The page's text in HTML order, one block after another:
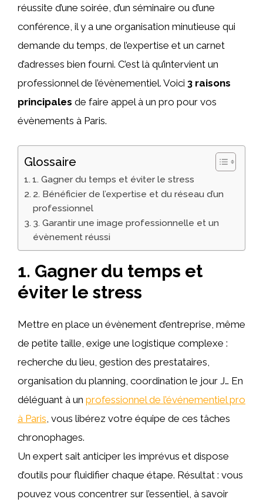
réussite d’une soirée, d’un séminaire ou d’une
conférence, il y a une organisation minutieuse qui
demande du temps, de l’expertise et un carnet
d’adresses bien fourni. C’est là qu’intervient un
professionnel de l’évènementiel. Voici 3 raisons
principales de faire appel à un pro pour vos
évènements à Paris.
Glossaire
1. Gagner du temps et éviter le stress
2. Bénéficier de l’expertise et du réseau d’un
professionnel
3. Garantir une image professionnelle et un
évènement réussi
1. Gagner du temps et
éviter le stress
Mettre en place un évènement d’entreprise, même
de petite taille, exige une logistique complexe :
recherche du lieu, gestion des prestataires,
organisation du planning, coordination le jour J… En
déléguant à un professionnel de l’événementiel pro
à Paris , vous libérez votre équipe de ces tâches
chronophages.
Un expert sait anticiper les imprévus et dispose
d’outils pour fluidifier chaque étape. Résultat : vous
pouvez vous concentrer sur l’essentiel, à savoir